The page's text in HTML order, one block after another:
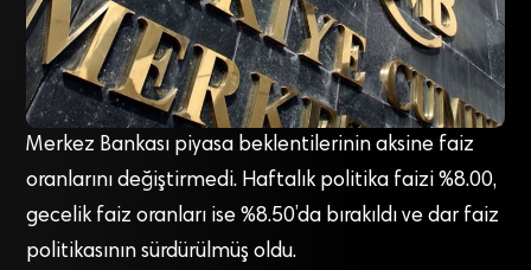
Merkez Bankası piyasa beklentilerinin aksine faiz
oranlarını değiştirmedi. Haftalık politika faizi %8.00,
gecelik faiz oranları ise %8.50’da bırakıldı ve dar faiz
politikasının sürdürülmüş oldu.